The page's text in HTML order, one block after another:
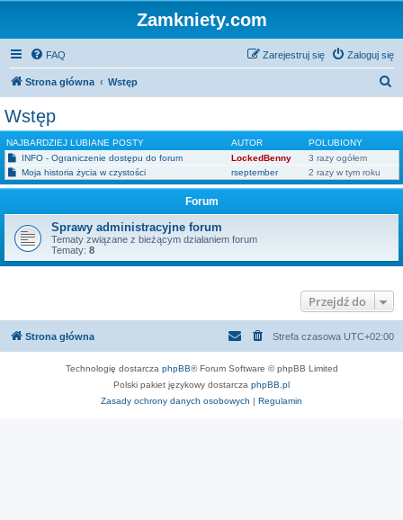
Zamkniety.com
FAQ Zaloguj się
Zarejestruj się
Strona główna Wstęp
j
Wstęp
NAJBARDZIEJ LUBIANE POSTY AUTOR
POLUBIONY
INFO - Ograniczenie dostępu do forum
LockedBenny
3 razy ogółem
Moja historia życia w czystości
rseptember 2 razy w tym roku
Forum
Sprawy administracyjne forum
Tematy związane z bieżącym działaniem forum
Tematy: 8
Przejdź do
Strona główna Strefa czasowa UTC+02:00
Technologię dostarcza phpBB® Forum Software © phpBB Limited
Polski pakiet językowy dostarcza phpBB.pl
Zasady ochrony danych osobowych | Regulamin